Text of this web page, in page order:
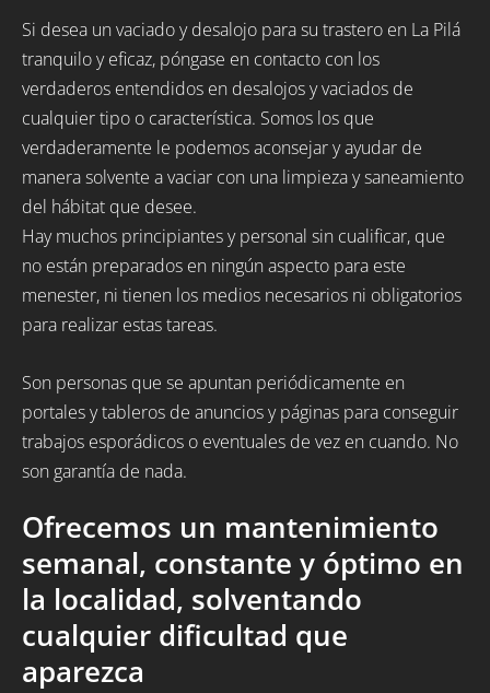
Si desea un vaciado y desalojo para su trastero en La Pilá
tranquilo y eficaz, póngase en contacto con los
verdaderos entendidos en desalojos y vaciados de
cualquier tipo o característica. Somos los que
verdaderamente le podemos aconsejar y ayudar de
manera solvente a vaciar con una limpieza y saneamiento
del hábitat que desee.
Hay muchos principiantes y personal sin cualificar, que
no están preparados en ningún aspecto para este
menester, ni tienen los medios necesarios ni obligatorios
para realizar estas tareas.
Son personas que se apuntan periódicamente en
portales y tableros de anuncios y páginas para conseguir
trabajos esporádicos o eventuales de vez en cuando. No
son garantía de nada.
Ofrecemos un mantenimiento
semanal, constante y óptimo en
la localidad, solventando
cualquier dificultad que
aparezca